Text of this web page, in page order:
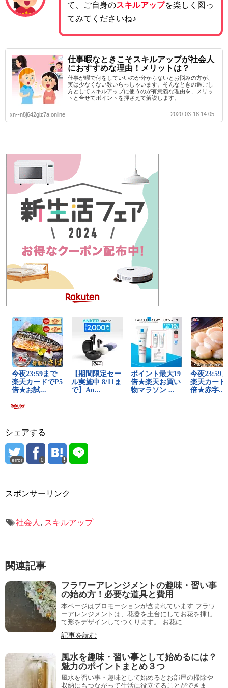
て、ご自身のスキルアップを楽しく図っ
てみてくださいね♪
仕事暇なときこそスキルアップが社会人
におすすめな理由！メリットは？
仕事が暇で何をしていいのか分からないとお悩みの方が、
実は少なくない数いらっしゃいます。そんなときの過ごし
方としてスキルアップに使うのが有意義な理由を、メリッ
トと合せてポイントを押さえて解説します。
xn--n8j642giz7a.online 2020-03-18 14:05
シェアする
error 0
スポンサーリンク
社会人 , スキルアップ
関連記事
フラワーアレンジメントの趣味・習い事
の始め方！必要な道具と費用
本ページはプロモーションが含まれています フラワ
ーアレンジメントは、花器を土台にしてお花を挿し
て形をデザインしてつくります。 お花に...
記事を読む
風水を趣味・習い事として始めるには？
魅力のポイントまとめ３つ
風水を習い事・趣味として始めるとお部屋の掃除や
収納にもつながって生活に役立てることができま